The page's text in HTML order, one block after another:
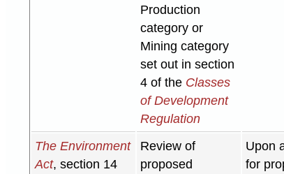
Production
category or
Mining category
set out in section
4 of the Classes
of Development
Regulation
The Environment
Act, section 14
Review of
proposed
Upon
for